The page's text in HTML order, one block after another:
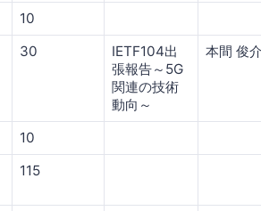
10
30
IETF104出
張報告～5G
関連の技術
動向～
本間 俊
10
115